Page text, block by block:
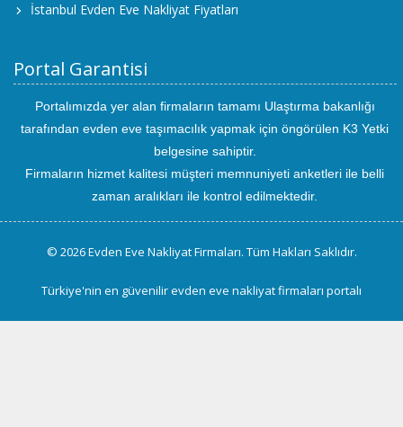
İstanbul Evden Eve Nakliyat Fiyatları
Portal Garantisi
Portalımızda yer alan firmaların tamamı Ulaştırma bakanlığı
tarafından evden eve taşımacılık yapmak için öngörülen K3 Yetki
belgesine sahiptir.
Firmaların hizmet kalitesi müşteri memnuniyeti anketleri ile belli
zaman aralıkları ile kontrol edilmektedir.
© 2026 Evden Eve Nakliyat Firmaları. Tüm Hakları Saklıdır.
Türkiye'nin en güvenilir evden eve nakliyat firmaları portalı